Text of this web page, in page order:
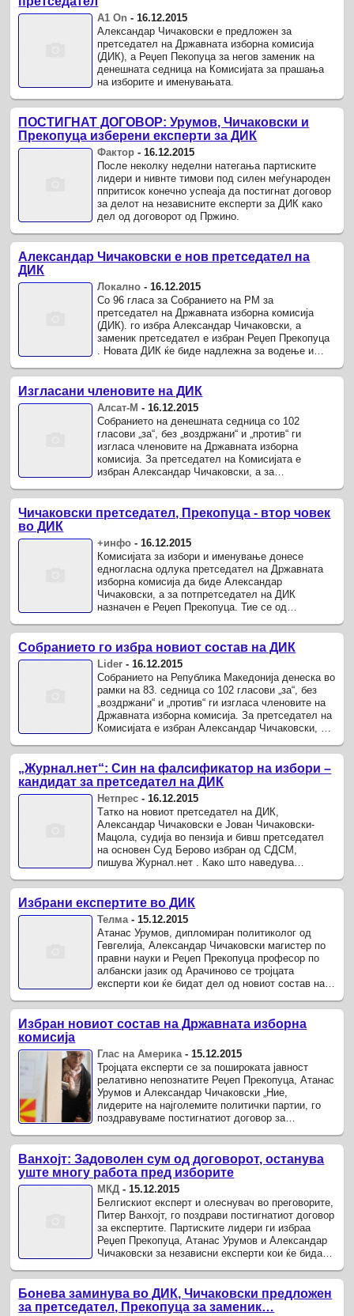
А1 On - 16.12.2015
Александар Чичаковски е предложен за
претседател на Државната изборна комисија
(ДИК), а Реџеп Пекопуца за негов заменик на
денешната седница на Комисијата за прашања
на изборите и именувањата.
ПОСТИГНАТ ДОГОВОР: Урумов, Чичаковски и
Прекопуца изберени експерти за ДИК
Фактор -16.12.2015
После неколку неделни натегања партиските
лидери и нивнте тимови под силен меѓународен
ппритисок конечно успеаја да постигнат договор
за делот на независните експерти за ДИК како
дел од договорот од Пржино.
Александар Чичаковски е нов претседател на
ДИК
Локално -16.12.2015
Со 96 гласа за Собранието на РМ за
претседател на Државната изборна комисија
(ДИК). го избра Александар Чичаковски, а
заменик претседател е избран Реџеп Прекопуца
. Новата ДИК ќе биде надлежна за водење и
Изгласани членовите на ДИК
Алсат-М -16.12.2015
Собранието на денешната седница со 102
гласови „за“, без „воздржани“ и „против“ ги
изгласа членовите на Државната изборна
комисија. За претседател на Комисијата е
избран Александар Чичаковски, а за
...
Чичаковски претседател, Прекопуца - втор човек
во ДИК
+инфо - 16.12.2015
Комисијата за избори и именување донесе
едногласна одлука претседател на Државната
изборна комисија да биде Александар
Чичаковски, а за потпретседател на ДИК
назначен е Реџеп Прекопуца. Тие се од
партиските ...
Собранието го избра новиот состав на ДИК
Lider - 16.12.2015
Собранието на Република Македонија денеска во
рамки на 83. седница со 102 гласови „за“, без
„воздржани“ и „против“ ги изгласа членовите на
Државната изборна комисија. За претседател на
Комисијата е избран Александар Чичаковски, за
„Журнал.нет“: Син на фалсификатор на избори –
кандидат за претседател на ДИК
Нетпрес -16.12.2015
Tатко на новиот претседател на ДИК,
Александар Чичаковски е Јован Чичаковски-
Мацола, судија во пензија и бивш претседател
на основен Суд Берово избран од СДСМ,
пишува Журнал.нет . Како што наведува
година ...
Избрани експертите во ДИК
Телма-15.12.2015
Атанас Урумов, дипломиран политиколог од
Гевгелија, Александар Чичаковски магистер по
правни науки и Реџеп Прекопуца професор по
албански јазик од Арачиново се тројцата
експерти кои ќе бидат дел од новиот состав на
Избран новиот состав на Државната изборна
комисија
Глас на Америка-15.12.2015
Тројцата експерти се за пошироката јавност
релативно непознатите Реџеп Прекопуца, Атанас
Урумов и Александар Чичаковски „Ние,
лидерите на најголемите политички партии, го
поздравуваме постигнатиот договор за
Ванхојт: Задоволен сум од договорот, останува
уште многу работа пред изборите
МКД - 15.12.2015
Белгискиот експерт и олеснувач во преговорите,
Питер Ванхојт, го поздрави постигнатиот договор
за експертите. Партиските лидери ги избраа
Реџеп Прекопуца, Атанас Урумов и Александар
Чичаковски за независни експерти кои ќе бидат
Бонева заминува во ДИК, Чичаковски предложен
за претседател, Прекопуца за заменик…